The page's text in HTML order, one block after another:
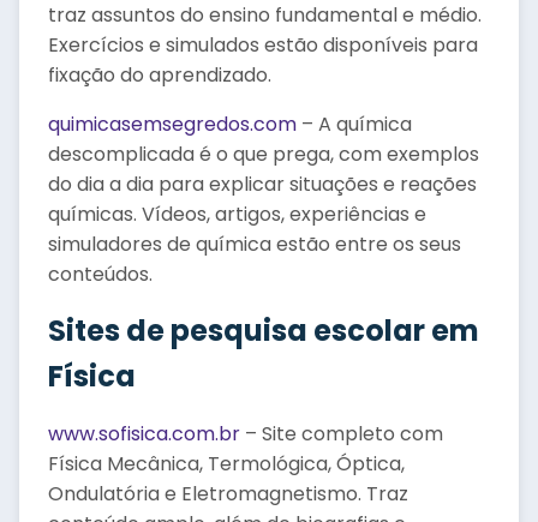
traz assuntos do ensino fundamental e médio.
Exercícios e simulados estão disponíveis para
fixação do aprendizado.
quimicasemsegredos.com – A química
descomplicada é o que prega, com exemplos
do dia a dia para explicar situações e reações
químicas. Vídeos, artigos, experiências e
simuladores de química estão entre os seus
conteúdos.
Sites de pesquisa escolar em
Física
www.sofisica.com.br – Site completo com
Física Mecânica, Termológica, Óptica,
Ondulatória e Eletromagnetismo. Traz